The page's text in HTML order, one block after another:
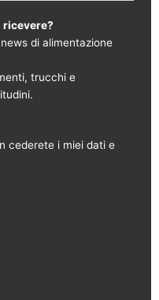
ricevere?
di alimentazione
trucchi e
cederete i miei dati e